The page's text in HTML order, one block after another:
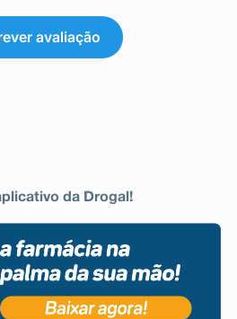
avaliação
da Drogal!